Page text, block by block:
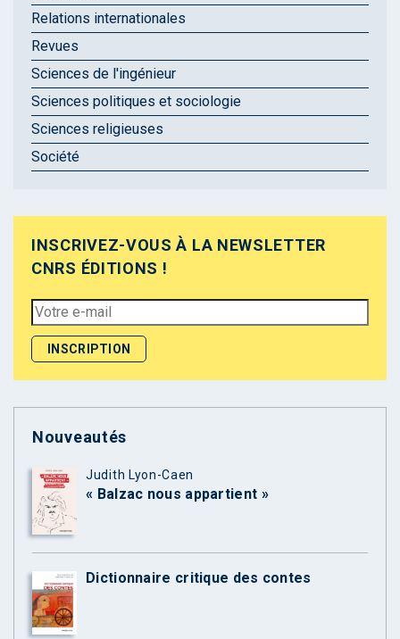
Relations internationales
Revues
Sciences de l'ingénieur
Sciences politiques et sociologie
Sciences religieuses
Société
INSCRIVEZ-VOUS À LA NEWSLETTER
CNRS ÉDITIONS !
Nouveautés
Judith Lyon-Caen
« Balzac nous appartient »
Dictionnaire critique des contes